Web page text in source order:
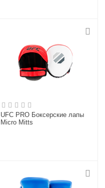
UFC PRO Боксерские лапы
Micro Mitts